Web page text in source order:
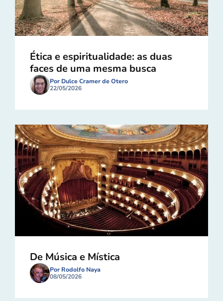
Ética e espiritualidade: as duas
faces de uma mesma busca
Por Dulce Cramer de Otero
22/05/2026
De Música e Mística
Por Rodolfo Naya
08/05/2026